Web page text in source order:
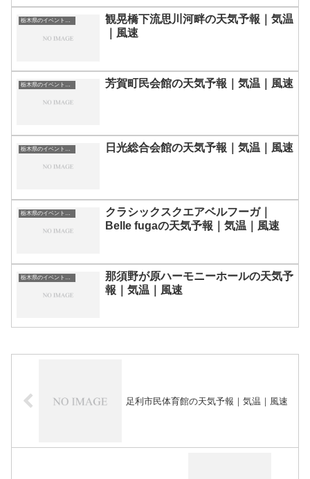
栃木県のイベント会場一覧
観晃橋下流思川河畔の天気予報｜気温
｜風速
栃木県のイベント会場一覧 芳賀町民会館の天気予報｜気温｜風速
日光総合会館の天気予報｜気温｜風速
クラシックスクエアベルフーガ｜
Belle fugaの天気予報｜気温｜風速
那須野が原ハーモニーホールの天気予
報｜気温｜風速
足利市民体育館の天気予報｜気温｜風速